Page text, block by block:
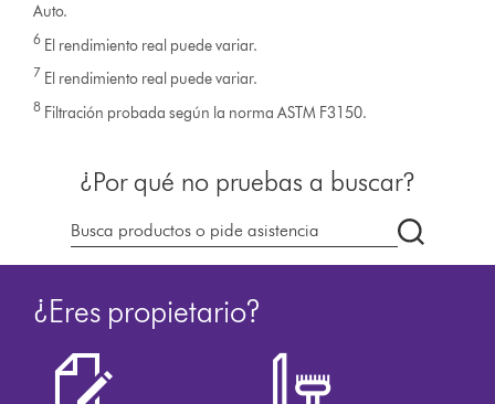
Auto.
6 El rendimiento real puede variar.
7 El rendimiento real puede variar.
8 Filtración probada según la norma ASTM F3150.
¿Por qué no pruebas a buscar?
Buscar
en
¿Eres propietario?